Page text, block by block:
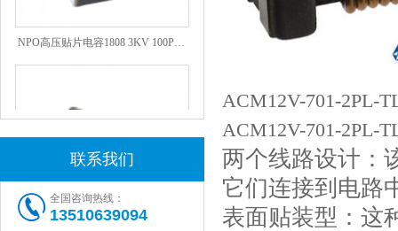
NPO高压贴片电容1808 3KV 100PF J
联系我们
全国咨询热线：
13510639094
ACM12V-701-2PL-
ACM12V-701-2PL-
两个线路设计：
它们连接到电路
表面贴装型：这